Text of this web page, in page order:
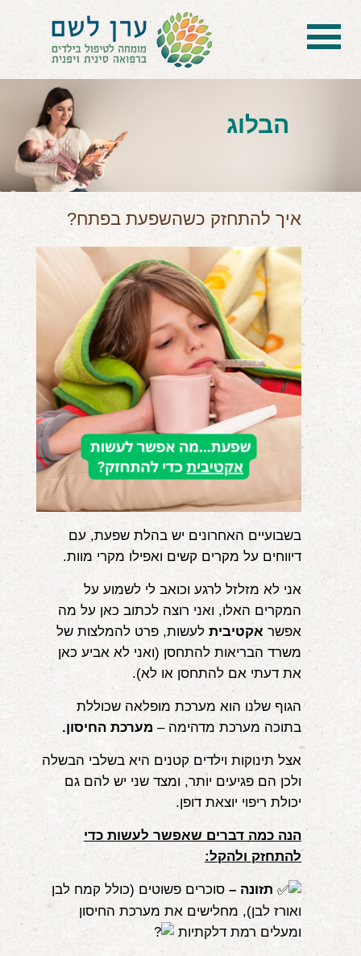
בית
הטיפול
הכל על דיקור סיני ודיקור יפני לילדים
הילד לא מפסיק להיות חולה
בעיות נשימה: קוצר, סטרידור ועוד
דלקות ונוזלים באוזניים
קשיים רגשיים, אתגרי התנהגות
בעיות/מחלות נוספות
שאלות ותשובות
אודות
הורים ממליצים
הבלוג
לימודי "שונישין"
במתנה!
יצירת קשר
052-6868768
הבלוג
איך להתחזק כשהשפעת בפתח?
בשבועיים האחרונים יש בהלת שפעת, עם
דיווחים על מקרים קשים ואפילו מקרי מוות.
אני לא מזלזל לרגע וכואב לי לשמוע על
המקרים האלו, ואני רוצה לכתוב כאן על מה
אפשר אקטיבית לעשות, פרט להמלצות של
משרד הבריאות להתחסן (ואני לא אביע כאן
את דעתי אם להתחסן או לא).
הגוף שלנו הוא מערכת מופלאה שכוללת
בתוכה מערכת מדהימה – מערכת החיסון.
אצל תינוקות וילדים קטנים היא בשלבי הבשלה
ולכן הם פגיעים יותר, ומצד שני יש להם גם
יכולת ריפוי יוצאת דופן.
הנה כמה דברים שאפשר לעשות כדי
להתחזק ולהקל:
תזונה – סוכרים פשוטים (כולל קמח לבן
ואורז לבן), מחלישים את מערכת החיסון
ומעלים רמת דלקתיות